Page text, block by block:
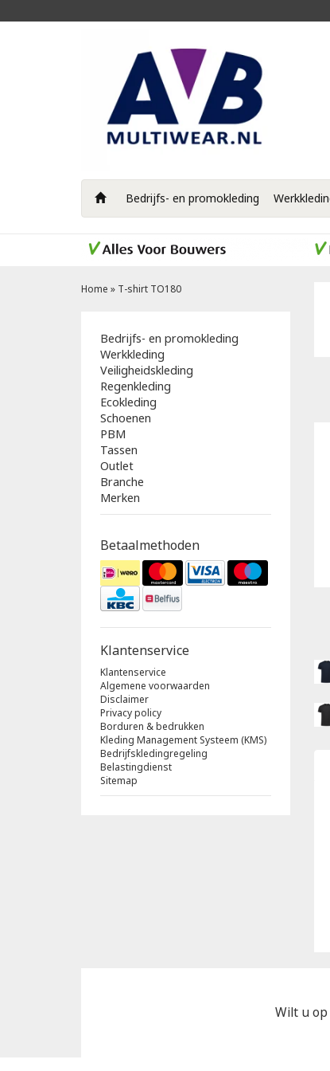
Bedrijfs- en promokleding
Home » T-shirt TO180
Bedrijfs- en promokleding
Werkkleding
Veiligheidskleding
Regenkleding
Ecokleding
Schoenen
PBM
Tassen
Outlet
Branche
Merken
Betaalmethoden
Klantenservice
Klantenservice
Algemene voorwaarden
Disclaimer
Privacy policy
Borduren & bedrukken
Kleding Management Systeem (KMS)
Bedrijfskledingregeling
Belastingdienst
Sitemap
Wilt u